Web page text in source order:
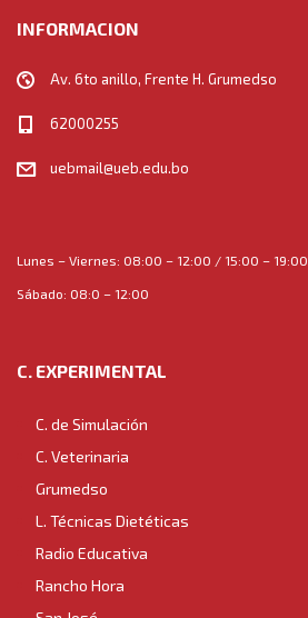
INFORMACION
Av. 6to anillo, Frente H. Grumedso
62000255
uebmail@ueb.edu.bo
Lunes – Viernes: 08:00 – 12:00 / 15:00 – 19:00
Sábado: 08:0 – 12:00
C. EXPERIMENTAL
C. de Simulación
C. Veterinaria
Grumedso
L. Técnicas Dietéticas
Radio Educativa
Rancho Hora